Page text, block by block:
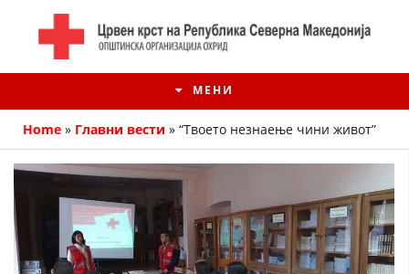
МЕНИ
Home » Главни вести » “Твоето незнаење чини живот”